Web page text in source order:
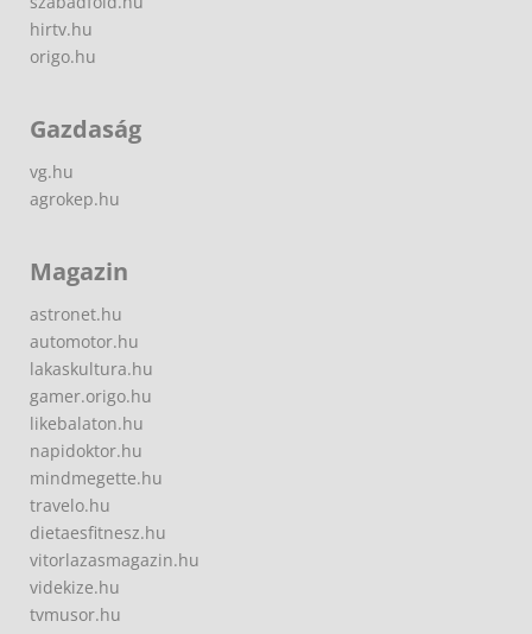
hirtv.hu
origo.hu
Gazdaság
vg.hu
agrokep.hu
Magazin
astronet.hu
automotor.hu
lakaskultura.hu
gamer.origo.hu
likebalaton.hu
napidoktor.hu
mindmegette.hu
travelo.hu
dietaesfitnesz.hu
vitorlazasmagazin.hu
videkize.hu
tvmusor.hu